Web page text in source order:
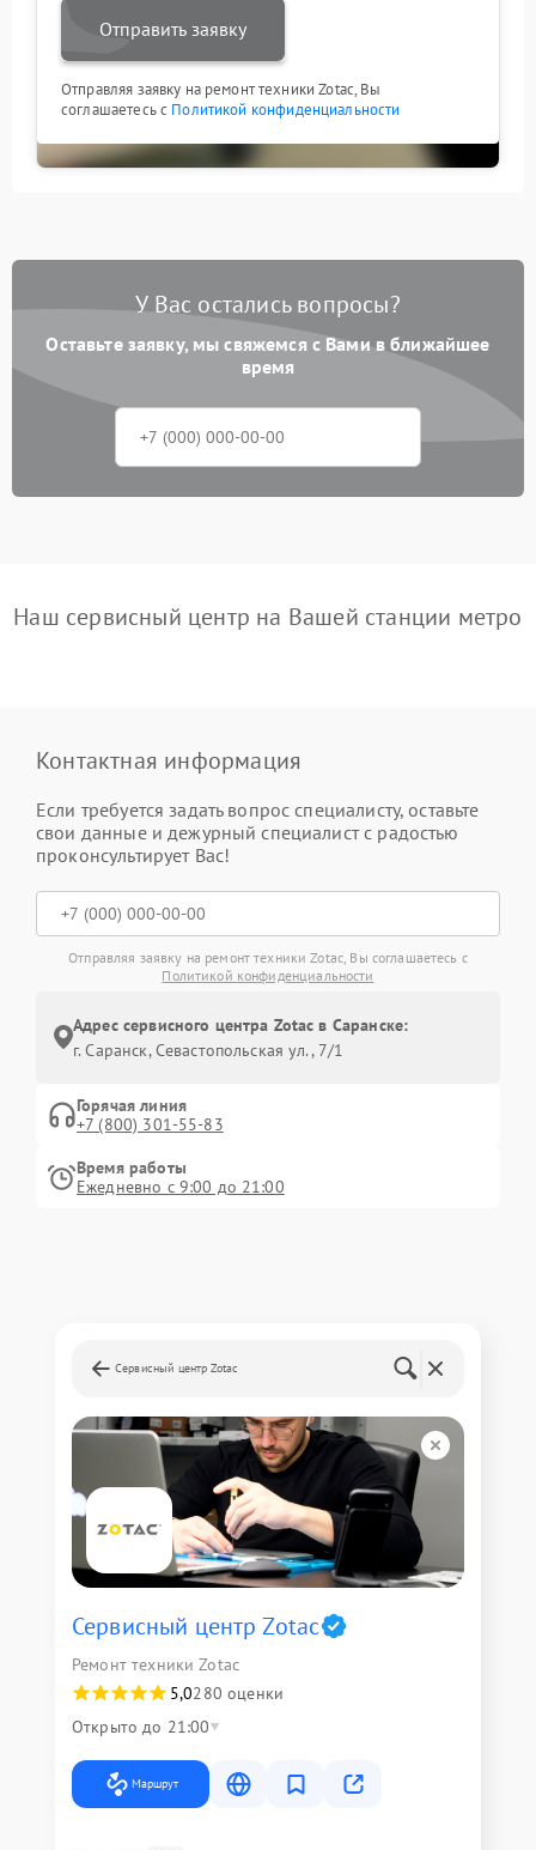
Отправить заявку
Отправляя заявку на ремонт техники Zotac, Вы
соглашаетесь с Политикой конфиденциальности
У Вас остались вопросы?
Оставьте заявку, мы свяжемся с Вами в ближайшее
время
Наш сервисный центр на Вашей станции метро
Контактная информация
Если требуется задать вопрос специалисту, оставьте
свои данные и дежурный специалист с радостью
проконсультирует Вас!
Отправляя заявку на ремонт техники Zotac, Вы соглашаетесь с
Политикой конфиденциальности
Адрес сервисного центра Zotac в Саранске:
г. Саранск, Севастопольская ул., 7/1
Горячая линия
+7 (800) 301-55-83
Время работы
Ежедневно с 9:00 до 21:00
Сервисный центр Zotac
Сервисный центр Zotac
Ремонт техники Zotac
5,0280 оценки
Открыто до 21:00
Маршрут